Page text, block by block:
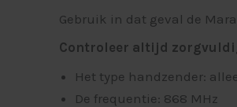
Gebruik in dat geval de
Controleer altijd
Het type handzender:
De frequentie: 868 MHz